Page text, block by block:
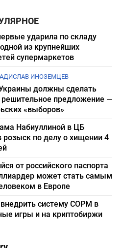
ударила по складу
из крупнейших
супермаркетов
ИНОЗЕМЦЕВ
должны сделать
решительное предложение —
«выборов»
Набиуллиной в ЦБ
розыск по делу о хищении 4
от российского паспорта
может стать самым
в Европе
систему СОРМ в
игры и на криптобиржи